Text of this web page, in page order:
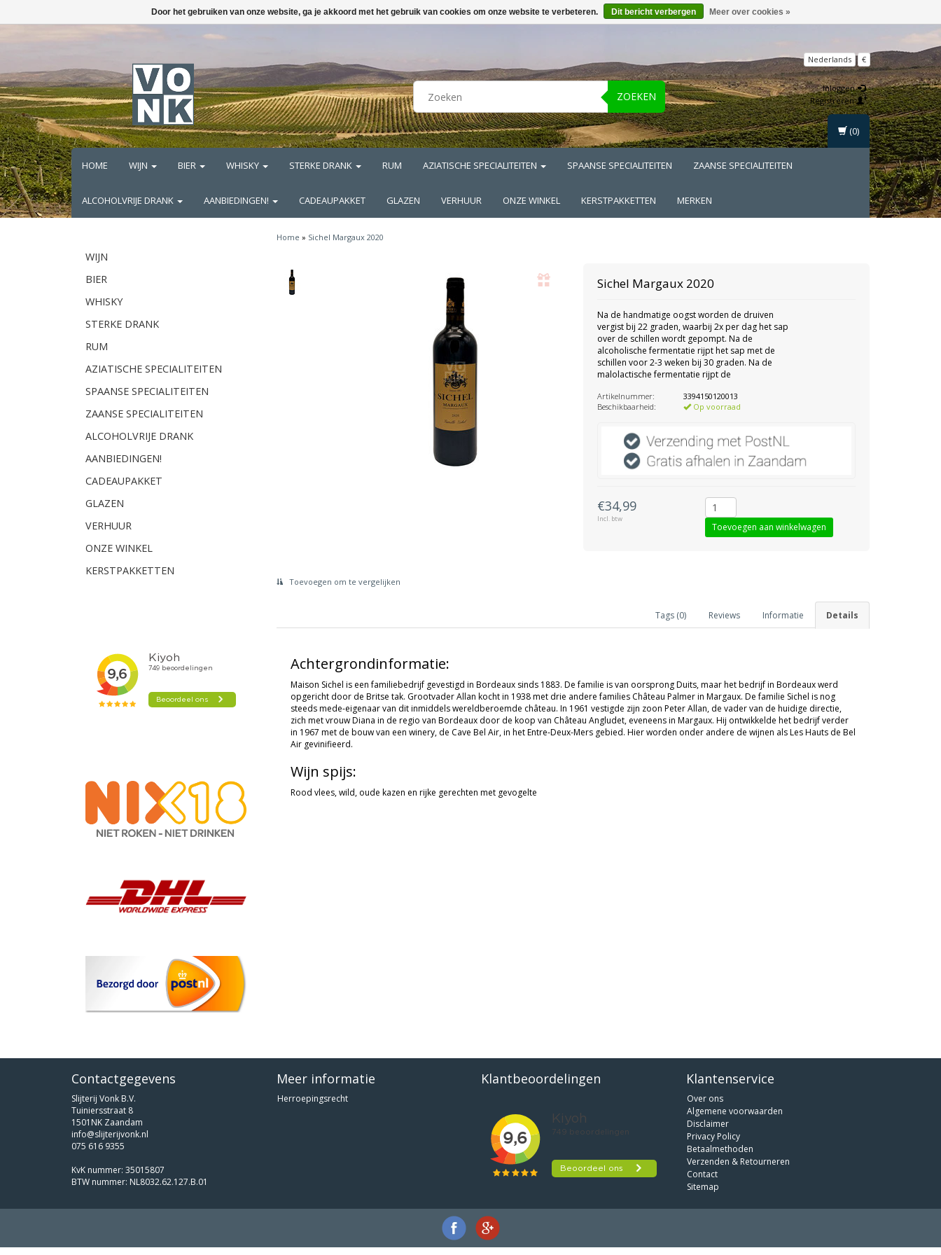
ZOEKEN
Nederlands €
Inloggen
Registreren
HOME WIJN BIER WHISKY STERKE DRANK RUM AZIATISCHE SPECIALITEITEN SPAANSE SPECIALITEITEN ZAANSE SPECIALITEITEN
ALCOHOLVRIJE DRANK AANBIEDINGEN! CADEAUPAKKET GLAZEN VERHUUR ONZE WINKEL KERSTPAKKETTEN MERKEN
(0)
WIJN
BIER
WHISKY
STERKE DRANK
RUM
AZIATISCHE SPECIALITEITEN
SPAANSE SPECIALITEITEN
ZAANSE SPECIALITEITEN
ALCOHOLVRIJE DRANK
AANBIEDINGEN!
CADEAUPAKKET
GLAZEN
VERHUUR
ONZE WINKEL
KERSTPAKKETTEN
Home » Sichel Margaux 2020
Sichel Margaux 2020
Na de handmatige oogst worden de druiven
vergist bij 22 graden, waarbij 2x per dag het sap
over de schillen wordt gepompt. Na de
alcoholische fermentatie rijpt het sap met de
schillen voor 2-3 weken bij 30 graden. Na de
malolactische fermentatie rijpt de
Artikelnummer:
3394150120013
Beschikbaarheid:
Op voorraad
€34,99
Incl. btw
Toevoegen om te vergelijken
Details
Informatie
Reviews
Tags (0)
Achtergrondinformatie:
Maison Sichel is een familiebedrijf gevestigd in Bordeaux sinds 1883. De familie is van oorsprong Duits, maar het bedrijf in Bordeaux werd
opgericht door de Britse tak. Grootvader Allan kocht in 1938 met drie andere families Château Palmer in Margaux. De familie Sichel is nog
steeds mede-eigenaar van dit inmiddels wereldberoemde château. In 1961 vestigde zijn zoon Peter Allan, de vader van de huidige directie,
zich met vrouw Diana in de regio van Bordeaux door de koop van Château Angludet, eveneens in Margaux. Hij ontwikkelde het bedrijf verder
in 1967 met de bouw van een winery, de Cave Bel Air, in het Entre-Deux-Mers gebied. Hier worden onder andere de wijnen als Les Hauts de Bel
Air gevinifieerd.
Wijn spijs:
Rood vlees, wild, oude kazen en rijke gerechten met gevogelte
Contactgegevens
Slijterij Vonk B.V.
Tuiniersstraat 8
1501NK Zaandam
info@slijterijvonk.nl
075 616 9355
KvK nummer: 35015807
BTW nummer: NL8032.62.127.B.01
Meer informatie
Herroepingsrecht
Klantbeoordelingen Klantenservice
Over ons
Algemene voorwaarden
Disclaimer
Privacy Policy
Betaalmethoden
Verzenden & Retourneren
Contact
Sitemap
Door het gebruiken van onze website, ga je akkoord met het gebruik van cookies om onze website te verbeteren. Dit bericht verbergen Meer over cookies »